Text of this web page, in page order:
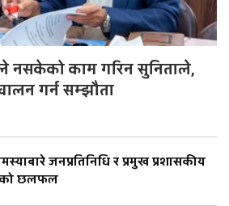
नसकेको काम गरिन सुनिताले,
गर्न सम्झौता
जनप्रतिनिधि र प्रमुख प्रशासकीय
छलफल